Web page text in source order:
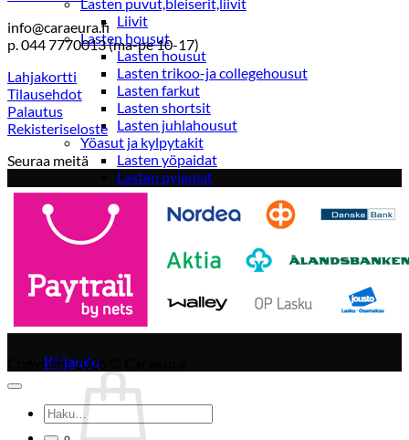
Liivit
Lasten housut
Lasten housut
Lasten trikoo-ja collegehousut
Lasten farkut
Lasten shortsit
Lasten juhlahousut
Yöasut ja kylpytakit
Lasten yöpaidat
Lasten pyjamat
Kylpytakit
Lasten asusteet
Sukat, sukkahousut, ym
Lasten ulkoilu
Lasten takit
Ulkoilupuvut, housut ja haalarit
Kirjaudu
info@caraeura.fi
p. 044 7770013 (ma-pe 10-17)
Lahjakortti
Tilausehdot
Palautus
Rekisteriseloste
Seuraa meitä
Copyright 2026 ©
Etsi: